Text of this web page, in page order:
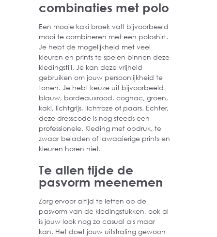
combinaties met polo
Een mooie kaki broek valt bijvoorbeeld
mooi te combineren met een poloshirt.
Je hebt de mogelijkheid met veel
kleuren en prints te spelen binnen deze
kledingstijl. Je kan deze vrijheid
gebruiken om jouw persoonlijkheid te
tonen. Je hebt keuze uit bijvoorbeeld
blauw, bordeauxrood, cognac, groen,
kaki, lichtgrijs, lichtroze of paars. Echter,
deze dresscode is nog steeds een
professionele. Kleding met opdruk, te
zwaar beladen of lawaaierige prints en
kleuren horen niet.
Te allen tijde de
pasvorm meenemen
Zorg ervoor altijd te letten op de
pasvorm van de kledingstukken, ook al
is jouw look nog zo casual als maar
kan. Het doet jouw uitstraling gewoon